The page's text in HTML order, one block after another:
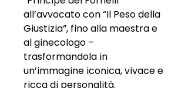
all’avvocato con “Il Peso della
Giustizia”, fino alla maestra e
al ginecologo –
trasformandola in
un’immagine iconica, vivace e
ricca di personalità.